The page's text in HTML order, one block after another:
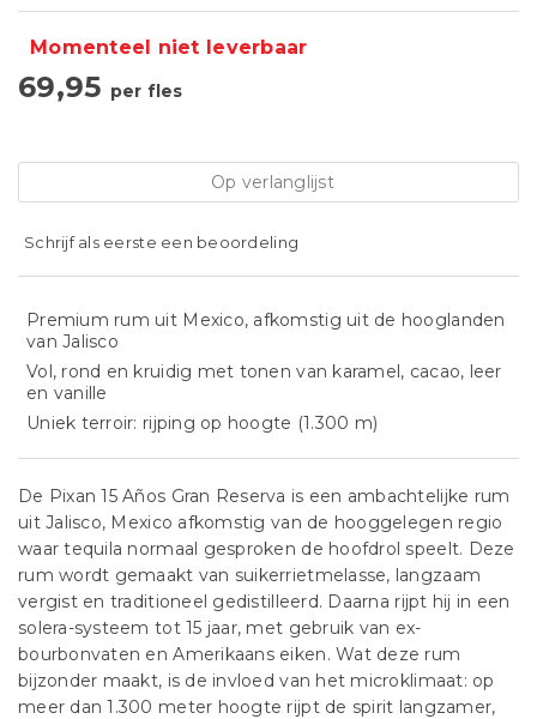
Momenteel niet leverbaar
69,95 per fles
Op verlanglijst
Schrijf als eerste een beoordeling
Premium rum uit Mexico, afkomstig uit de hooglanden
van Jalisco
Vol, rond en kruidig met tonen van karamel, cacao, leer
en vanille
Uniek terroir: rijping op hoogte (1.300 m)
De Pixan 15 Años Gran Reserva is een ambachtelijke rum
uit Jalisco, Mexico afkomstig van de hooggelegen regio
waar tequila normaal gesproken de hoofdrol speelt. Deze
rum wordt gemaakt van suikerrietmelasse, langzaam
vergist en traditioneel gedistilleerd. Daarna rijpt hij in een
solera-systeem tot 15 jaar, met gebruik van ex-
bourbonvaten en Amerikaans eiken. Wat deze rum
bijzonder maakt, is de invloed van het microklimaat: op
meer dan 1.300 meter hoogte rijpt de spirit langzamer,